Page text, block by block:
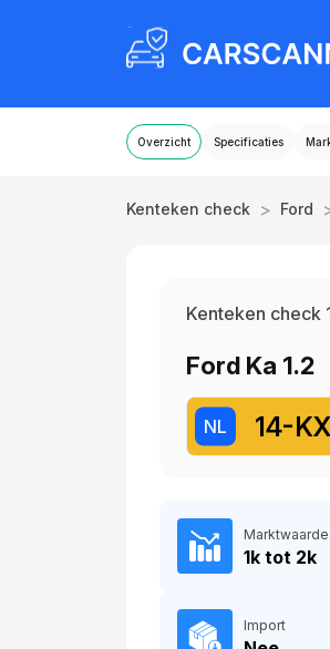
Overzicht Specificaties
Kenteken check > Ford
Kenteken check
Ford Ka 1.2
NL 14-
Marktwaarde
1k tot 2k
Import